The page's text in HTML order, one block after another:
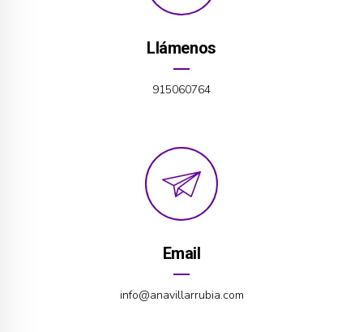
Llámenos
915060764
Email
info@anavillarrubia.com